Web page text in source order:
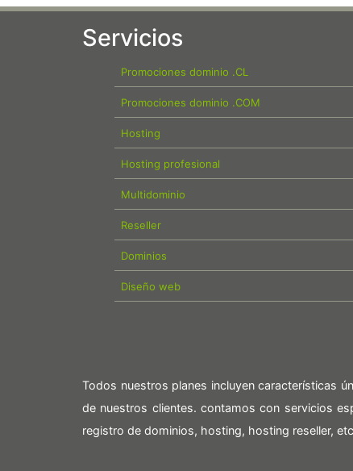
Servicios
Promociones dominio .CL
Promociones dominio .COM
Hosting
Hosting profesional
Multidominio
Reseller
Dominios
Diseño web
Todos nuestros planes incluyen características
de nuestros clientes. contamos con servicios
registro de dominios, hosting, hosting reseller,